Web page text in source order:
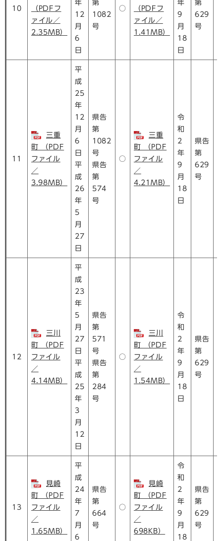
10
（PDFフ
ァイル／
2.35MB）
年
12
月
6
日
第
1082
号
○
（PDFフ
ァイル／
1.41MB）
年
9
月
18
日
第
629
号
11
三重
町 （PDF
ファイル
／
3.98MB）
平
成
25
年
12
月
6
日
平
成
26
年
5
月
27
日
県告
第
1082
号
県告
第
574
号
○
三重
町 （PDF
ファイル
／
4.21MB）
令
和
2
年
9
月
18
日
県告
第
629
号
12
三川
町 （PDF
ファイル
／
4.14MB）
平
成
23
年
5
月
27
日
平
成
25
年
3
月
12
日
県告
第
571
号
県告
第
284
号
○
三川
町 （PDF
ファイル
／
1.54MB）
令
和
2
年
9
月
18
日
県告
第
629
号
13
見崎
町 （PDF
ファイル
／
1.65MB）
平
成
24
年
7
月
6
県告
第
664
号
○
見崎
町 （PDF
ファイル
／
698KB）
令
和
2
年
9
月
18
県告
第
629
号